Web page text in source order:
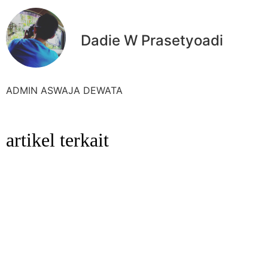
Dadie W Prasetyoadi
ADMIN ASWAJA DEWATA
artikel terkait